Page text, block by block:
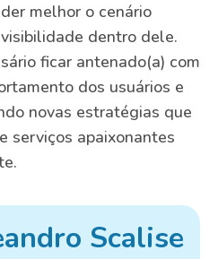
melhor o cenário
dentro dele.
ficar antenado(a) com
dos usuários e
novas estratégias que
serviços apaixonantes
Scalise